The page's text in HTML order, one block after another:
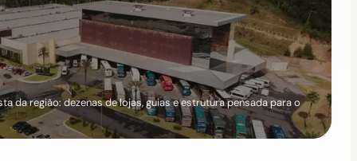
da região: dezenas de lojas, guias e estrutura pensada para o